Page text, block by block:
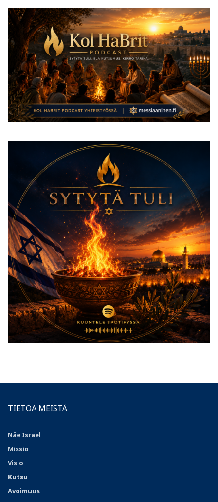
TIETOA MEISTÄ
Näe Israel
Missio
Visio
Kutsu
Avoimuus